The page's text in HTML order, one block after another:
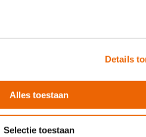
Details
Alles toestaan
Selectie toestaan